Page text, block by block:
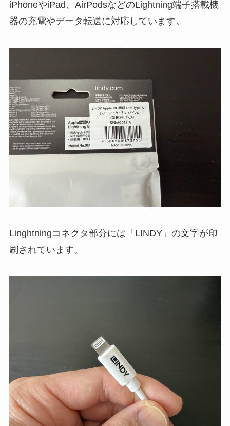
iPhoneやiPad、AirPodsなどのLightning端子搭載機
器の充電やデータ転送に対応しています。
Linghtningコネクタ部分には「LINDY」の文字が印
刷されています。